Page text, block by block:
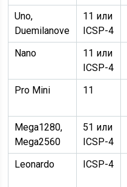
Uno,
Duemilanove
11 или
ICSP-4
Nano
11 или
ICSP-4
Pro Mini 11
Mega1280,
Mega2560
51 или
ICSP-4
Leonardo ICSP-4